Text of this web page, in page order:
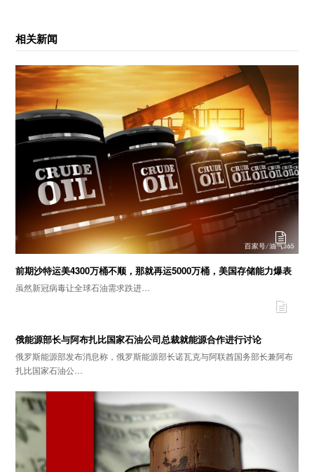
相关新闻
前期沙特运美4300万桶不顺，那就再运5000万桶，美国存储能力爆表
虽然新冠病毒让全球石油需求跌进…
俄能源部长与阿布扎比国家石油公司总裁就能源合作进行讨论
俄罗斯能源部发布消息称，俄罗斯能源部长诺瓦克与阿联酋国务部长兼阿布
扎比国家石油公…